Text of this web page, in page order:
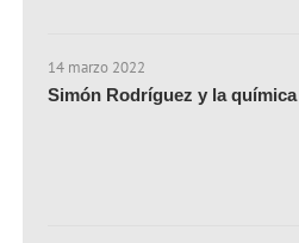
14 marzo 2022
Simón Rodríguez y la química